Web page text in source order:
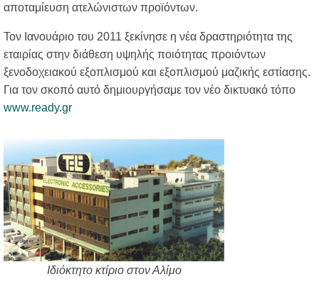
αποταμίευση ατελώνιστων προϊόντων.
Τον Ιανουάριο του 2011 ξεκίνησε η νέα δραστηριότητα της
εταιρίας στην διάθεση υψηλής ποιότητας προιόντων
ξενοδοχειακού εξοπλισμού και εξοπλισμού μαζικής εστίασης.
Για τον σκοπό αυτό δημιουργήσαμε τον νέο δικτυακό τόπο
www.ready.gr
Ιδιόκτητο κτίριο στον Αλίμο